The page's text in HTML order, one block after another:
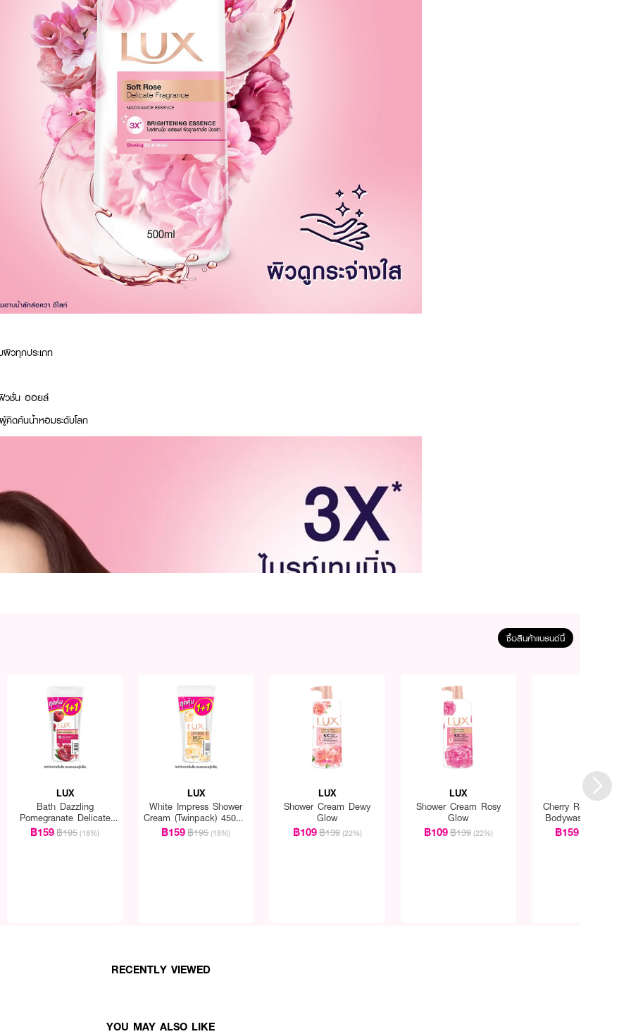
วทุกประเภท
วชั่น ออยล์
ดค้นน้ำหอมระดับโลก
ซื้อสินค้าแบรนด์นี้
LUX
Bath Dazzling
Pomegranate Delicate
Fragrance (Twinpack)
450ml. x 2pcs.
฿159฿195 (18%)
LUX
White Impress Shower
Cream (Twinpack) 450ml.
x 2pcs.
฿159฿195 (18%)
LUX
Shower Cream Dewy
Glow
฿109฿139 (22%)
LUX
Shower Cream Rosy
Glow
฿109฿139 (22%)
LUX
Cherry Renewed
Bodywash
450ml. x 2pcs.
฿159
RECENTLY VIEWED
YOU MAY ALSO LIKE